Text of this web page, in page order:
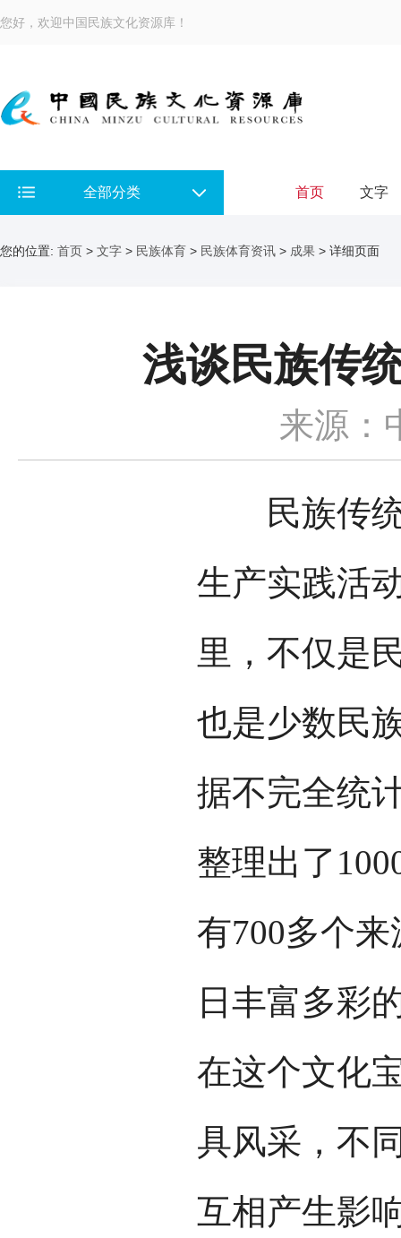
您好，欢迎中国民族文化资源库！
全部分类 首页 文字
您的位置: 首页 > 文字 > 民族体育 > 民族体育资讯 > 成果 > 详细页面
浅谈民族传
来源：
民族传统
生产实践活
里，不仅是
也是少数民
据不完全统
整理出了
有700多个
日丰富多彩
在这个文化
具风采，不
互相产生影